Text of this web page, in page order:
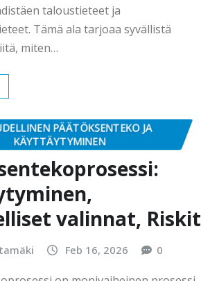
taloustieteet ja
Tämä ala tarjoaa syvällistä
miten…
PÄÄTÖKSENTEKO JA
KÄYTTÄYTYMINEN
valinnat, Riskit
Feb 16, 2026 0